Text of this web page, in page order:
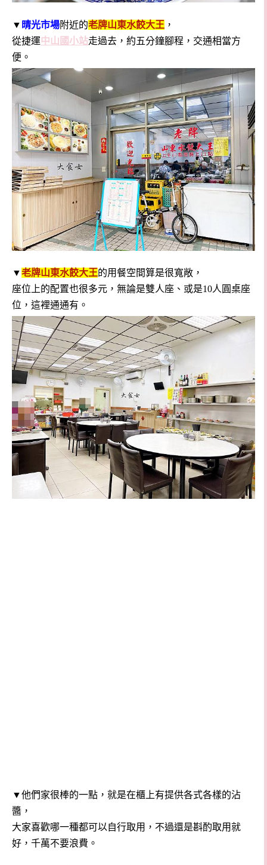
▼ 晴光市場附近的老牌山東水餃大王 ，
從捷運中山國小站走過去，約五分鐘腳程，交通相當方
便。
▼老牌山東水餃大王的用餐空間算是很寬敞，
座位上的配置也很多元，無論是雙人座、或是10人圓桌座
位，這裡通通有。
▼他們家很棒的一點，就是在櫃上有提供各式各樣的沾
醬，
大家喜歡哪一種都可以自行取用，不過還是斟酌取用就
好，千萬不要浪費。